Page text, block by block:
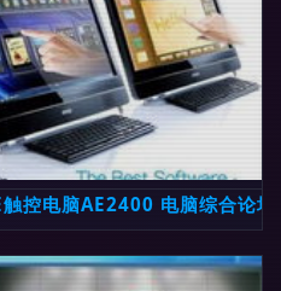
控电脑AE2400 电脑综合论坛